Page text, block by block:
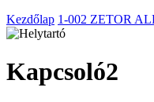
Kezdőlap 1-002 ZETOR
Kapcsoló2